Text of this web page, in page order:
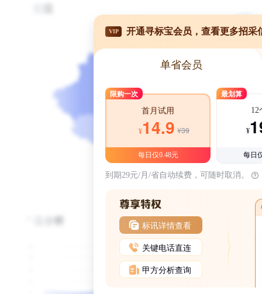
VIP 开通寻标宝会员，查看更多招采
单省会员
限购一次
首月试用
¥14.9 ¥39
每日仅0.48元
最划算
12
¥
每日
到期29元/月/省自动续费，可随时取消。
标讯详情查看
关键电话直连
甲方分析查询